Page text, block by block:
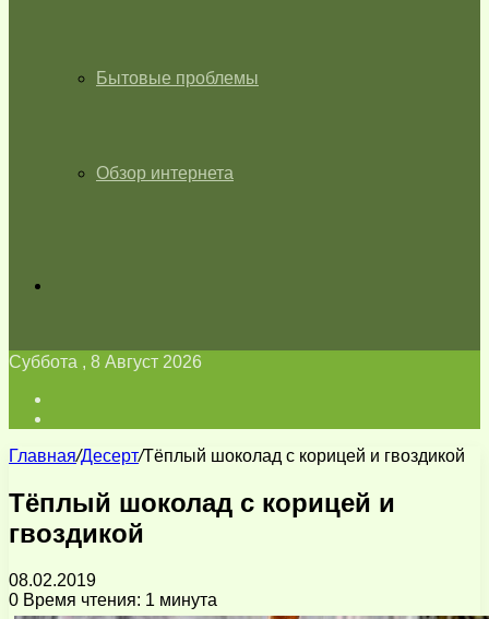
Бытовые проблемы
Обзор интернета
Суббота , 8 Август 2026
Главная/Десерт/Тёплый шоколад с корицей и гвоздикой
Тёплый шоколад с корицей и
гвоздикой
08.02.2019
0 Время чтения: 1 минута